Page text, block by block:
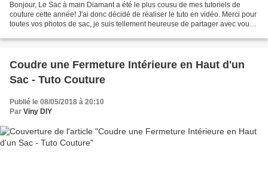
Bonjour, Le Sac à main Diamant a été le plus cousu de mes tutoriels de
couture cette année! J'ai donc décidé de réaliser le tuto en vidéo. Merci pour
toutes vos photos de sac, je suis tellement heureuse de partager avec vous
Coudre une Fermeture Intérieure en Haut d'un
Sac - Tuto Couture
Publié le 08/05/2018 à 20:10
Par Viny DIY